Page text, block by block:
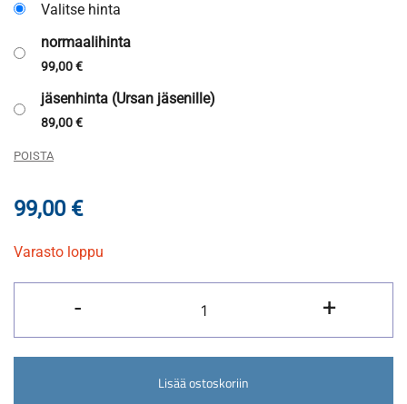
Valitse hinta
normaalihinta
99,00€
jäsenhinta (Ursan jäsenille)
89,00€
POISTA
99,00 €
Varasto loppu
-
Baader
ASTF
määrä
+
Lisää ostoskoriin